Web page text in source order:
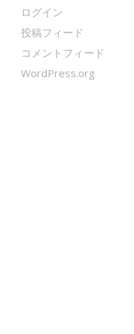
ログイン
投稿フィード
コメントフィード
WordPress.org